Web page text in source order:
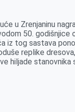
u Zrenjaninu
50.
iz tog sastava
replike
hiljade